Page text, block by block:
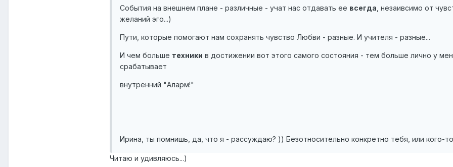
События на внешнем плане - различные - учат нас отдавать ее всегда , незаивсимо от
желаний эго...)
Пути, которые помогают нам сохранять чувство Любви - разные. И учителя - разные...
И чем больше техники в достижении вот этого самого состояния - тем больше лично у
срабатывает
внутренний "Аларм!"
Ирина, ты помнишь, да, что я - рассуждаю? )) Безотносительно конкретно тебя, или кого-
Читаю и удивляюсь...)